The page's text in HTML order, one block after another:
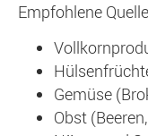
Empfohlene
Gemüse
Obst